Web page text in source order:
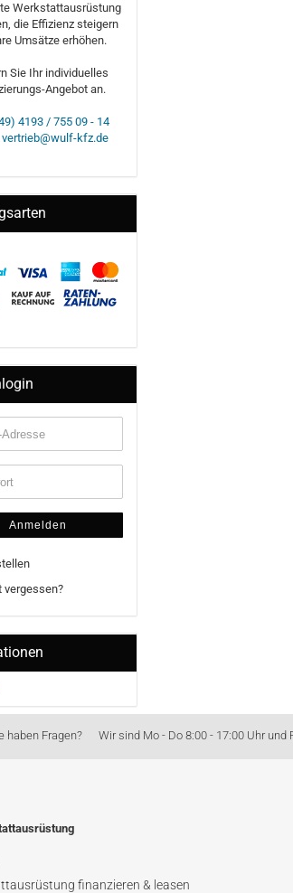
Werkstattausrüstung
die Effizienz steigern
Umsätze erhöhen.
Sie Ihr individuelles
Angebot an.
4193 / 755 09 - 14
vertrieb@wulf-kfz.de
Anmelden
vergessen?
haben Fragen? Wir sind Mo - Do 8:00 - 17:00 Uhr
finanzieren & leasen